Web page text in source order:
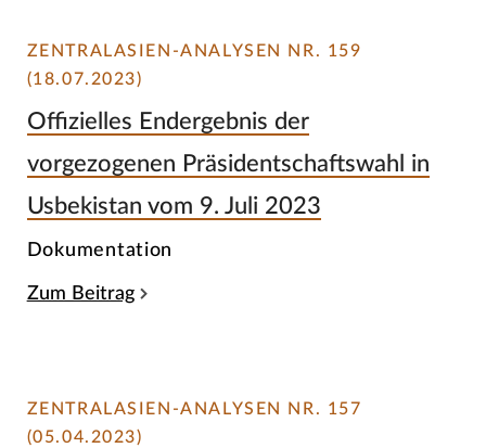
ZENTRALASIEN-ANALYSEN NR. 159
(18.07.2023)
Offizielles Endergebnis der
vorgezogenen Präsidentschaftswahl in
Usbekistan vom 9. Juli 2023
Dokumentation
Zum Beitrag
ZENTRALASIEN-ANALYSEN NR. 157
(05.04.2023)